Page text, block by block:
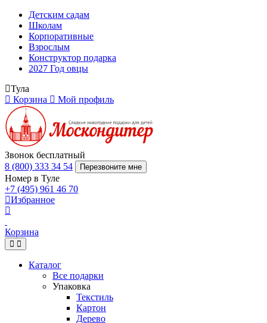
Детским садам
Школам
Корпоративные
Взрослым
Конструктор подарка
2027 Год овцы
Тула
Корзина
Мой профиль
Звонок бесплатный
8 (800) 333 34 54
Перезвоните мне
Номер в Туле
+7 (495) 961 46 70
Избранное
Корзина
Каталог
Все подарки
Упаковка
Текстиль
Картон
Дерево